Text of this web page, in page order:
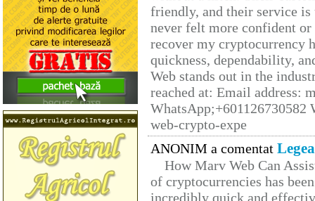
friendly, and their service
never felt more confident
recover my cryptocurrency
quickness, dependability,
Web stands out in the
reached at: Email address:
web-crypto-expe
ANONIM a comentat
How Marv Web Can
of cryptocurrencies has
incredibly quick and